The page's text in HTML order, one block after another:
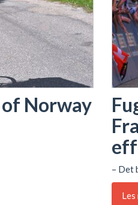
Norway
– Det
Les